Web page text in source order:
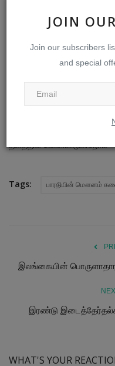
JOIN
Join our subscribers
and special
தலைவா்-தமிழ்மொழித்
தின மணி
தளத்தில் வெளியிடுகிறோம்
Tags: பாரதியின் மௌனம்
இலங்கையின் பொருளாதார
இரண்டு
WHAT'S YOUR